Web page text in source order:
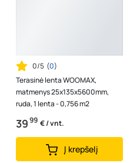
0/5 (0)
Terasinė lenta WOOMAX,
matmenys 25x135x5600mm,
ruda, 1 lenta - 0,756 m2
3999 € / vnt.
Į krepšelį